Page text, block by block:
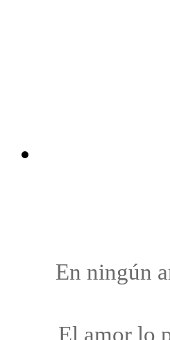
En ningún
El amor lo